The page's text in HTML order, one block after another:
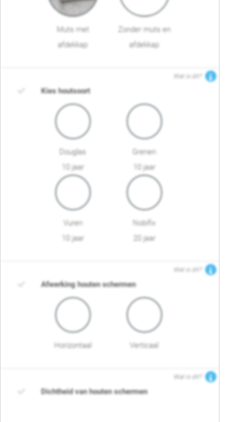
Muts met
afdekkap
Zonder muts en
afdekkap
Wat is dit?
Kies houtsoort
Douglas
10 jaar
Grenen
10 jaar
Vuren
10 jaar
Nobifix
20 jaar
Wat is dit?
Afwerking houten schermen
Horizontaal Verticaal
Wat is dit?
Dichtheid van houten schermen